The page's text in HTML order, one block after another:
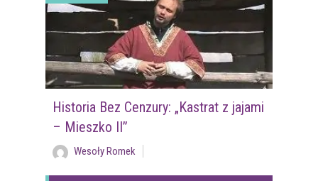
Historia Bez Cenzury: „Kastrat z jajami
– Mieszko II”
Wesoły Romek